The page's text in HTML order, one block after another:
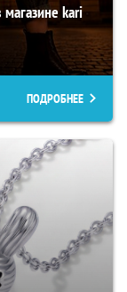
kari
ПОДРОБНЕЕ